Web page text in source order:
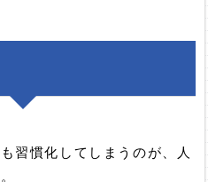
習慣化してしまうのが、人